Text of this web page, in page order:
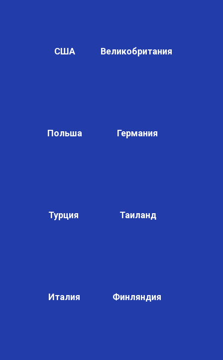
Финляндия
Италия
Таиланд
Турция
Германия
Польша
Великобритания
США